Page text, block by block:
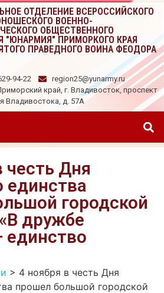
ОТДЕЛЕНИЕ ВСЕРОССИЙСКОГО
ВОЕННО-
ОБЩЕСТВЕННОГО
"ЮНАРМИЯ" ПРИМОРКОГО КРАЯ
ПРАВЕДНОГО ВОИНА ФЕОДОРА
94-22
region25@yunarmy.ru
край, г. Владивосток, проспект
Владивостока, д. 57А
честь Дня
единства
городской
дружбе
единство
> 4 ноября в честь Дня
прошел большой городской